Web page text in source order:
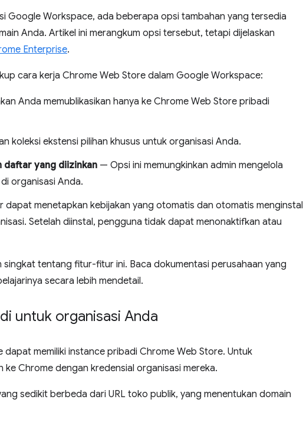
Google Workspace, ada beberapa opsi tambahan yang tersedia
Anda. Artikel ini merangkum opsi tersebut, tetapi dijelaskan
Enterprise.
cara kerja Chrome Web Store dalam Google Workspace:
Anda memublikasikan hanya ke Chrome Web Store pribadi
koleksi ekstensi pilihan khusus untuk organisasi Anda.
daftar yang diizinkan — Opsi ini memungkinkan admin mengelola
organisasi Anda.
menetapkan kebijakan yang otomatis dan otomatis menginstal
Setelah diinstal, pengguna tidak dapat menonaktifkan atau
singkat tentang fitur-fitur ini. Baca dokumentasi perusahaan yang
secara lebih mendetail.
untuk organisasi Anda
memiliki instance pribadi Chrome Web Store. Untuk
Chrome dengan kredensial organisasi mereka.
sedikit berbeda dari URL toko publik, yang menentukan domain